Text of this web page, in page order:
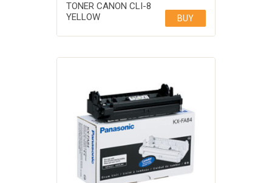
TONER CANON CLI-8
YELLOW
BUY